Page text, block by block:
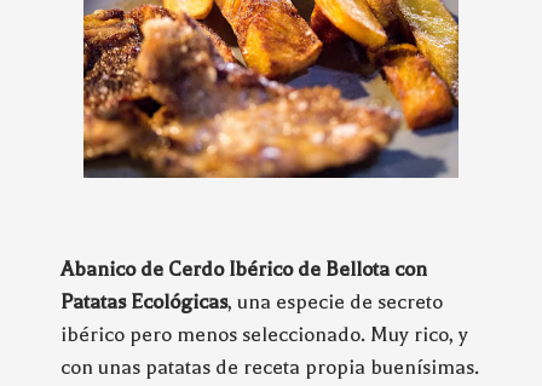
Abanico de Cerdo Ibérico de Bellota con
Patatas Ecológicas, una especie de secreto
ibérico pero menos seleccionado. Muy rico, y
con unas patatas de receta propia buenísimas.